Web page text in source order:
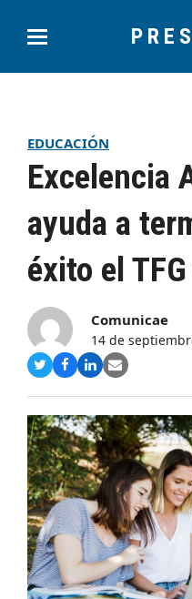
EDUCACIÓN
Excelencia
ayuda a
éxito el
Comunicae
14 de
Compartir
Twitter
Compartir
Facebook
Compartir
LinkedIn
Share
Email